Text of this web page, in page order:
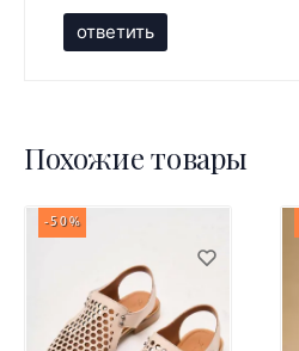
ответить
Похожие товары
-50%